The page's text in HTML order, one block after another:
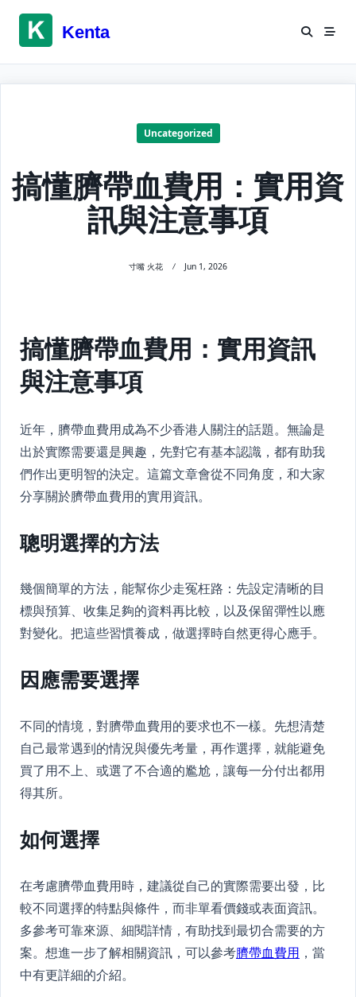
content
Kenta
Uncategorized
搞懂臍帶血費用：實用資
訊與注意事項
寸嘴 火花 Jun 1, 2026
搞懂臍帶血費用：實用資訊
與注意事項
近年，臍帶血費用成為不少香港人關注的話題。無論是
出於實際需要還是興趣，先對它有基本認識，都有助我
們作出更明智的決定。這篇文章會從不同角度，和大家
分享關於臍帶血費用的實用資訊。
聰明選擇的方法
幾個簡單的方法，能幫你少走冤枉路：先設定清晰的目
標與預算、收集足夠的資料再比較，以及保留彈性以應
對變化。把這些習慣養成，做選擇時自然更得心應手。
因應需要選擇
不同的情境，對臍帶血費用的要求也不一樣。先想清楚
自己最常遇到的情況與優先考量，再作選擇，就能避免
買了用不上、或選了不合適的尷尬，讓每一分付出都用
得其所。
如何選擇
在考慮臍帶血費用時，建議從自己的實際需要出發，比
較不同選擇的特點與條件，而非單看價錢或表面資訊。
多參考可靠來源、細閱詳情，有助找到最切合需要的方
案。想進一步了解相關資訊，可以參考臍帶血費用 ，當
中有更詳細的介紹。